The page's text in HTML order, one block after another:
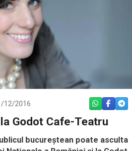
12/2016 WHATSAPP
Godot Cafe-Teatru
bucureştean poate asculta